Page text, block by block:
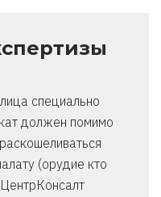
специально
должен помимо
(орудие кто